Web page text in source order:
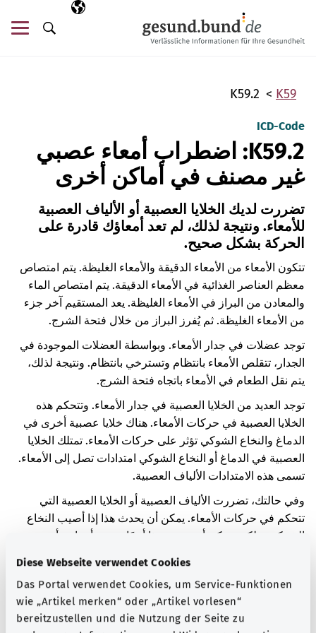
Diese Webseite verwendet Cookies
Das Portal verwendet Cookies, um Service-Funktionen
wie „Artikel merken“ oder „Artikel vorlesen“
bereitzustellen und die Nutzung der Seite zu
اللغة المختارة
AR
البحث
K59
K59.2
ICD-Code
K59.2: اضطراب أمعاء عصبي
غير مصنف في أماكن أخرى
تضررت لديك الخلايا العصبية أو الألياف العصبية
للأمعاء. ونتيجة لذلك، لم تعد أمعاؤك قادرة على
الحركة بشكل صحيح.
تتكون الأمعاء من الأمعاء الدقيقة والأمعاء الغليظة. يتم امتصاص
معظم العناصر الغذائية في الأمعاء الدقيقة. يتم امتصاص الماء
والمعادن من البراز في الأمعاء الغليظة. يعد المستقيم آخر جزء
من الأمعاء الغليظة. ثم يُفرز البراز من خلال فتحة الشرج.
توجد عضلات في جدار الأمعاء. وبواسطة العضلات الموجودة في
الجدار، تتقلص الأمعاء بانتظام وتسترخي بانتظام. ونتيجة لذلك،
يتم نقل الطعام في الأمعاء باتجاه فتحة الشرج.
توجد العديد من الخلايا العصبية في جدار الأمعاء. وتتحكم هذه
الخلايا العصبية في حركات الأمعاء. هناك خلايا عصبية أخرى في
الدماغ والنخاع الشوكي تؤثر على حركات الأمعاء. تمتلك الخلايا
العصبية في الدماغ أو النخاع الشوكي امتدادات تصل إلى الأمعاء.
تسمى هذه الامتدادات الألياف العصبية.
وفي حالتك، تضررت الألياف العصبية أو الخلايا العصبية التي
تتحكم في حركات الأمعاء. يمكن أن يحدث هذا إذا أصيب النخاع
الشوكي. ولكن، يمكن أن يحدث هذا أيضًا بسبب أمراض أخرى
إذا تضررت الألياف العصبية أو الخلايا العصبية للأمعاء، فلن يعود
بإمكان الأمعاء العمل بشكل طبيعي. وهذا يمكن أن يسبب
الإمساك. وقد يحدث أيضًا أنك لم تعد قادرًا على حبس البراز في